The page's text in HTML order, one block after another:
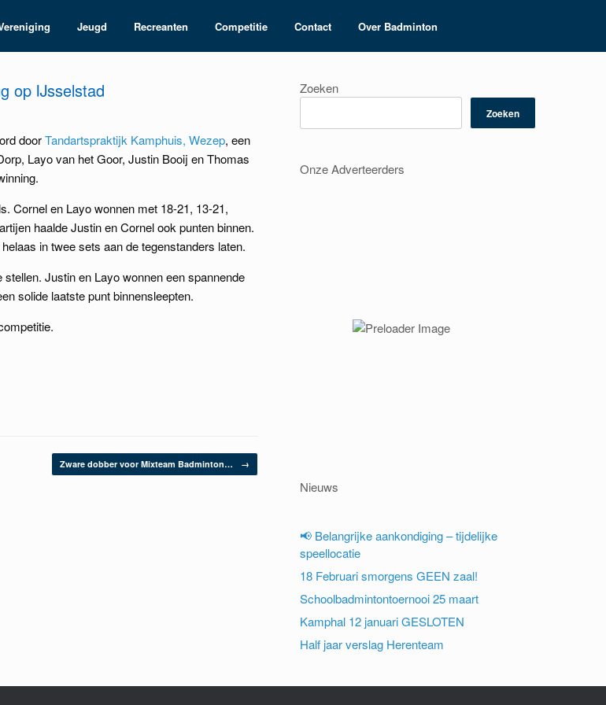
Jeugd Recreanten Competitie Contact Over Badminton
op IJsselstad
doorTandartspraktijk Kamphuis, Wezep, een
Layo van het Goor, Justin Booij en Thomas
Cornel en Layo wonnen met 18-21, 13-21,
haalde Justin en Cornel ook punten binnen.
in twee sets aan de tegenstanders laten.
Justin en Layo wonnen een spannende
solide laatste punt binnensleepten.
Zware dobber voor Mixteam Badminton… →
Zoeken
Zoeken
Onze Adverteerders
Nieuws
📢 Belangrijke aankondiging – tijdelijke
speellocatie
18 Februari smorgens GEEN zaal!
Schoolbadmintontoernooi 25 maart
Kamphal 12 januari GESLOTEN
Half jaar verslag Herenteam